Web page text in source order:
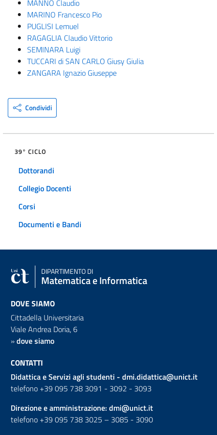
MANNO Claudio
MARINO Francesco Pio
PUGLISI Lemuel
RAGAGLIA Claudio Vittorio
SEMINARA Luigi
TUCCARI di SAN CARLO Giusy Giulia
ZANGARA Ignazio Giuseppe
Condividi
39° CICLO
Dottorandi
Collegio Docenti
Corsi
Documenti e Bandi
DIPARTIMENTO DI
Matematica e Informatica
DOVE SIAMO
Cittadella Universitaria
Viale Andrea Doria, 6
»dove siamo
CONTATTI
Didattica e Servizi agli studenti - dmi.didattica@unict.it
telefono +39 095 738 3091 - 3092 - 3093
Direzione e amministrazione: dmi@unict.it
telefono +39 095 738 3025 – 3085 - 3090